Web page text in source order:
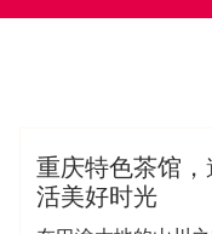
洗浴休闲会所
重庆特色茶馆
活美好时光